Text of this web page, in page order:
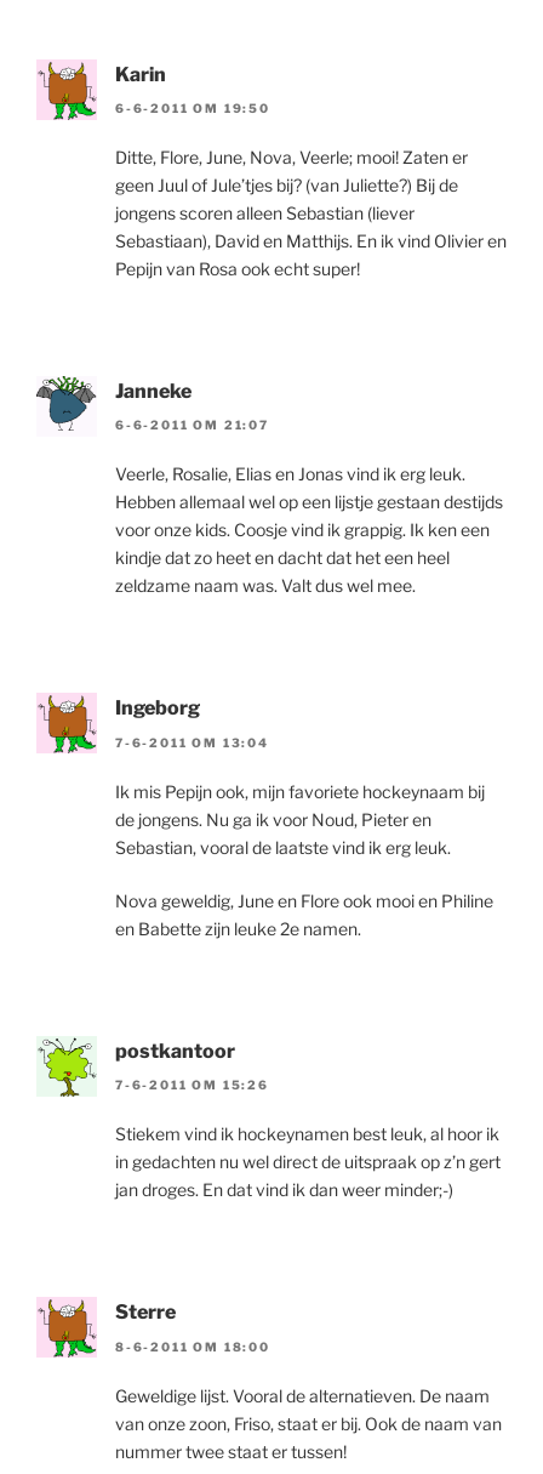
Karin
6-6-2011 OM 19:50
Ditte, Flore, June, Nova, Veerle; mooi! Zaten er
geen Juul of Jule’tjes bij? (van Juliette?) Bij de
jongens scoren alleen Sebastian (liever
Sebastiaan), David en Matthijs. En ik vind Olivier en
Pepijn van Rosa ook echt super!
Janneke
6-6-2011 OM 21:07
Veerle, Rosalie, Elias en Jonas vind ik erg leuk.
Hebben allemaal wel op een lijstje gestaan destijds
voor onze kids. Coosje vind ik grappig. Ik ken een
kindje dat zo heet en dacht dat het een heel
zeldzame naam was. Valt dus wel mee.
Ingeborg
7-6-2011 OM 13:04
Ik mis Pepijn ook, mijn favoriete hockeynaam bij
de jongens. Nu ga ik voor Noud, Pieter en
Sebastian, vooral de laatste vind ik erg leuk.
Nova geweldig, June en Flore ook mooi en Philine
en Babette zijn leuke 2e namen.
postkantoor
7-6-2011 OM 15:26
Stiekem vind ik hockeynamen best leuk, al hoor ik
in gedachten nu wel direct de uitspraak op z’n gert
jan droges. En dat vind ik dan weer minder;-)
Sterre
8-6-2011 OM 18:00
Geweldige lijst. Vooral de alternatieven. De naam
van onze zoon, Friso, staat er bij. Ook de naam van
nummer twee staat er tussen!